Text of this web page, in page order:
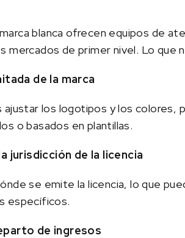
blanca ofrecen equipos de
mercados de primer nivel. Lo
de la marca
ajustar los logotipos y los colores,
o basados en plantillas.
jurisdicción de la licencia
se emite la licencia, lo que
específicos.
de ingresos